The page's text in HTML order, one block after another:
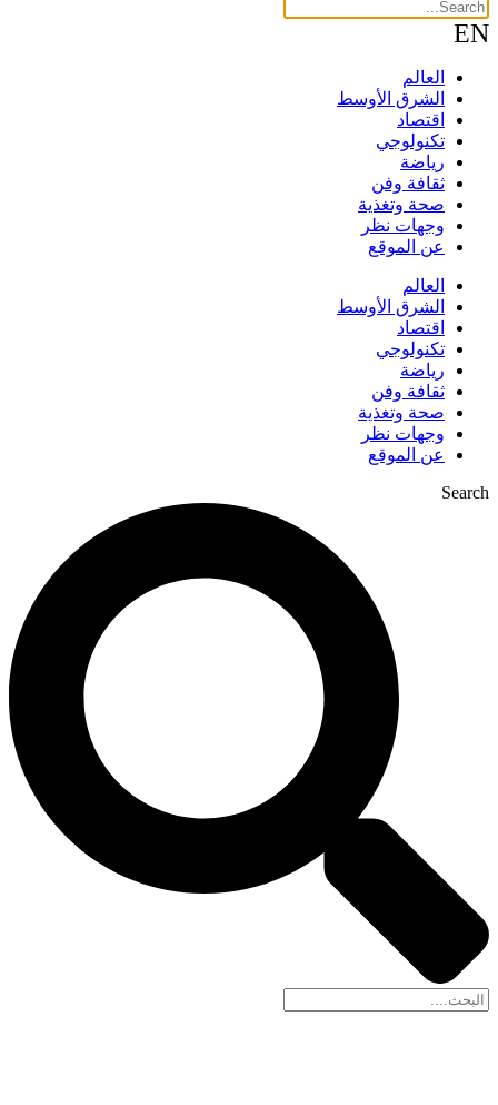
EN
العالم
الشرق الأوسط
اقتصاد
تكنولوجي
رياضة
ثقافة وفن
صحة وتغذية
وجهات نظر
عن الموقع
العالم
الشرق الأوسط
اقتصاد
تكنولوجي
رياضة
ثقافة وفن
صحة وتغذية
وجهات نظر
عن الموقع
Search